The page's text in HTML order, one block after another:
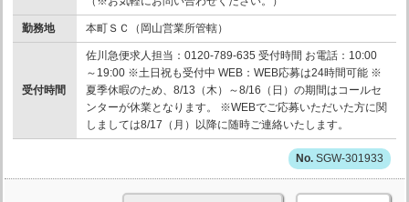
勤務地 本町ＳＣ（岡山営業所管轄）
受付時間
佐川急便求人担当：0120-789-635 受付時間 お電話：10:00
～19:00 ※土日祝も受付中 WEB：WEB応募は24時間可能 ※
夏季休暇のため、8/13（木）～8/16（日）の期間はコールセ
ンターが休業となります。 ※WEBでご応募いただいた方に関
しましては8/17（月）以降に随時ご連絡いたします。
SGW-301933